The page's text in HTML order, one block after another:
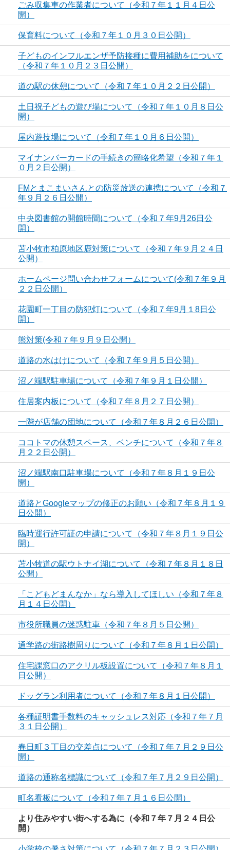
ごみ収集車の作業者について（令和７年１１月４日公
開）
保育料について（令和７年１０月３０日公開）
子どものインフルエンザ予防接種に費用補助をについて
（令和７年１０月２３日公開）
道の駅の休憩について（令和７年１０月２２日公開）
土日祝子どもの遊び場について（令和７年１０月８日公
開）
屋内遊技場について（令和７年１０月６日公開）
マイナンバーカードの手続きの簡略化希望（令和７年１
０月２日公開）
FMとまこまいさんとの防災放送の連携について（令和７
年９月２６日公開）
中央図書館の開館時間について（令和７年9月26日公
開）
苫小牧市柏原地区鹿対策について（令和７年９月２４日
公開）
ホームページ問い合わせフォームについて(令和７年９月
２２日公開）
花園町一丁目の防犯灯について（令和７年9月１8日公
開）
熊対策(令和７年９月９日公開）
道路の水はけについて（令和７年９月５日公開）
沼ノ端駅駐車場について（令和７年９月１日公開）
住居案内板について（令和７年８月２７日公開）
一階が店舗の団地について（令和７年８月２６日公開）
ココトマの休憩スペース、ベンチについて（令和７年８
月２２日公開）
沼ノ端駅南口駐車場について（令和７年８月１９日公
開）
道路とGoogleマップの修正のお願い（令和７年８月１９
日公開）
臨時運行許可証の申請について（令和７年８月１９日公
開）
苫小牧道の駅ウトナイ湖について（令和７年８月１８日
公開）
「こどもどまんなか」なら導入してほしい（令和７年８
月１４日公開）
市役所職員の迷惑駐車（令和７年８月５日公開）
通学路の街路樹周りについて（令和７年８月１日公開）
住宅課窓口のアクリル板設置について（令和７年８月１
日公開）
ドッグラン利用者について（令和７年８月１日公開）
各種証明書手数料のキャッシュレス対応（令和７年７月
３１日公開）
春日町３丁目の交差点について（令和７年７月２９日公
開）
道路の通称名標識について（令和７年７月２９日公開）
町名看板について（令和７年７月１６日公開）
より住みやすい街へする為に（令和７年７月２４日公
開）